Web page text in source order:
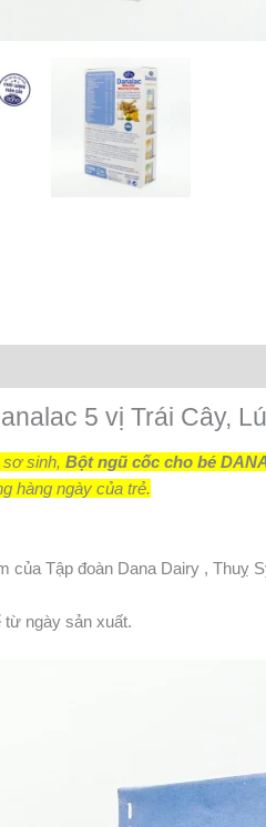
5 vị Trái Cây,
sinh, Bột ngũ cốc cho bé
hàng ngày của trẻ.
của Tập đoàn Dana Dairy , Thuỵ
ngày sản xuất.